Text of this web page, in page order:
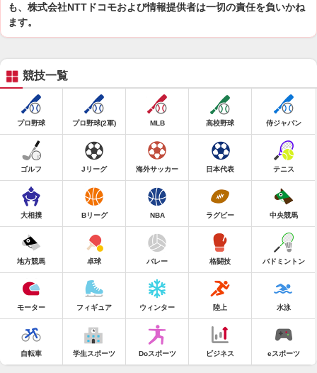
も、株式会社NTTドコモおよび情報提供者は一切の責任を負いかね
ます。
競技一覧
プロ野球 プロ野球(2軍) MLB 高校野球 侍ジャパン
ゴルフ Jリーグ 海外サッカー 日本代表 テニス
大相撲 Bリーグ NBA ラグビー 中央競馬
地方競馬 卓球 バレー 格闘技 バドミントン
モーター フィギュア ウィンター 陸上 水泳
自転車 学生スポーツ Doスポーツ ビジネス eスポーツ